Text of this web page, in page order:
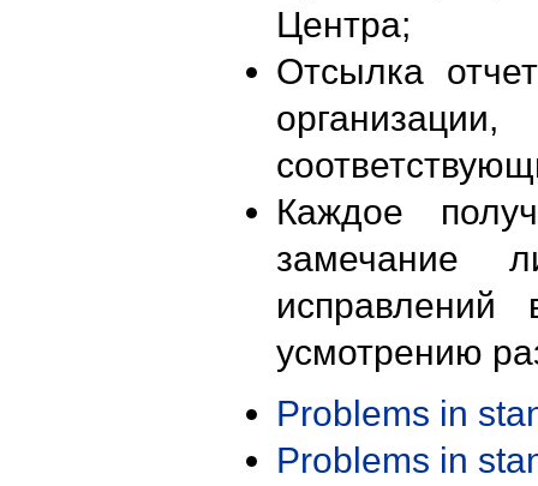
Центра;
Отсылка
Каждое
замечание
исправлений
усмотрению
Problems in
Problems in